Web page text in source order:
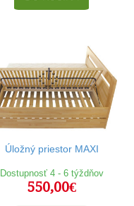
Úložný priestor MAXI
Dostupnosť 4 - 6 týždňov
550,00€